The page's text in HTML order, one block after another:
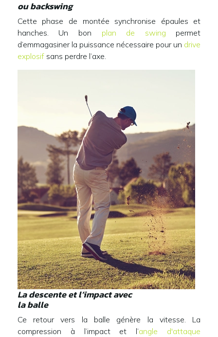
ou backswing
Cette phase de montée synchronise épaules et
hanches. Un bon plan de swing permet
d’emmagasiner la puissance nécessaire pour un drive
explosifsans perdre l’axe.
La descente et l’impact avec
la balle
Ce retour vers la balle génère la vitesse. La
compression à l’impact et l’angle d'attaque